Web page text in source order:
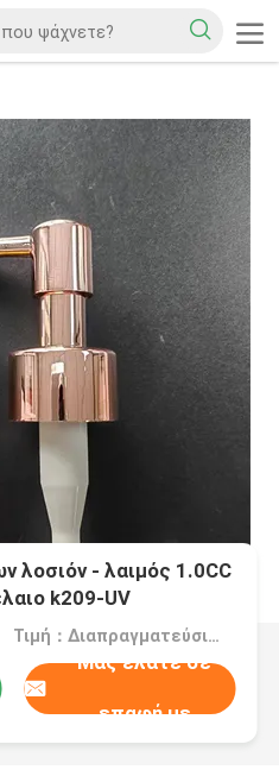
λοσιόν - λαιμός 1.0CC
k209-UV
Τιμή：Διαπραγματεύσιμα
Μας ελάτε σε
επαφή με